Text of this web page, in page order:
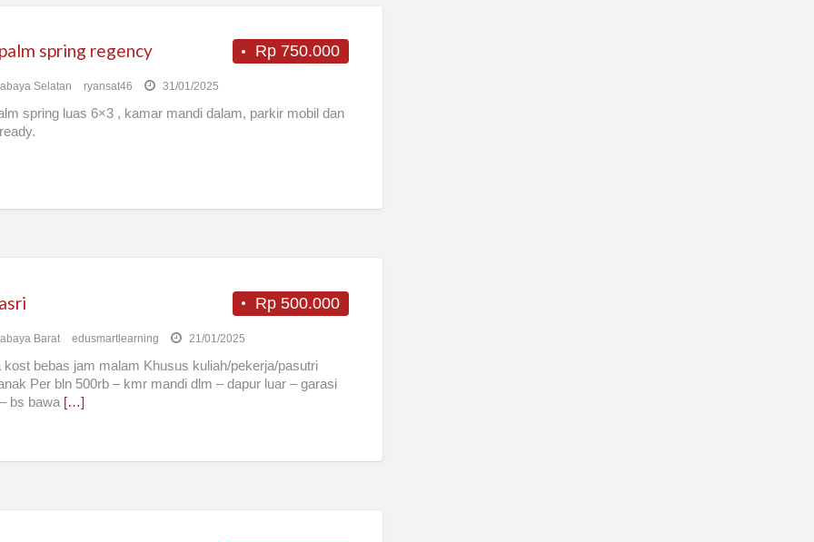
Rp 750.000
spring regency
Selatan ryansat46 31/01/2025
spring luas 6×3 , kamar mandi dalam, parkir mobil dan
Rp 500.000
Barat edusmartlearning 21/01/2025
kost bebas jam malam Khusus kuliah/pekerja/pasutri
Per bln 500rb – kmr mandi dlm – dapur luar – garasi
bs bawa […]